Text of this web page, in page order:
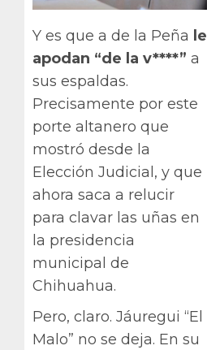
Y es que a de la Peña le
apodan “de la v****” a
sus espaldas.
Precisamente por este
porte altanero que
mostró desde la
Elección Judicial, y que
ahora saca a relucir
para clavar las uñas en
la presidencia
municipal de
Chihuahua.
Pero, claro. Jáuregui “El
Malo” no se deja. En su